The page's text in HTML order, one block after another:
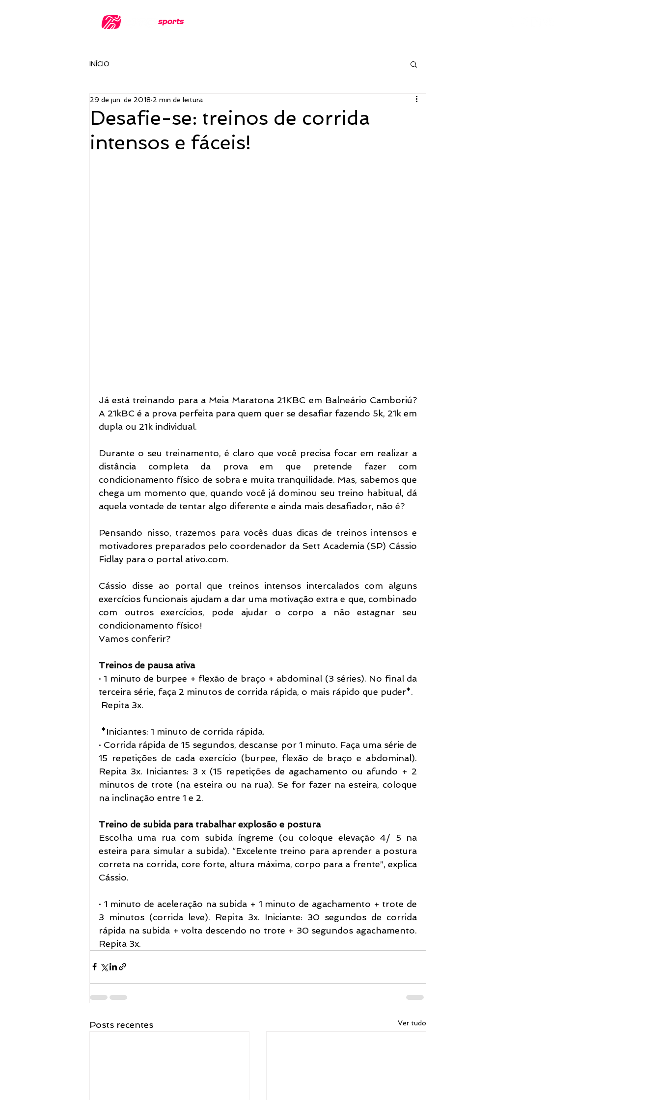
INÍCIO
Desafie-se: treinos de corrida
intensos e fáceis!
29 de jun. de 2018 2 min de leitura
Já está treinando para a Meia Maratona 21KBC em Balneário Camboriú?
A 21kBC é a prova perfeita para quem quer se desafiar fazendo 5k, 21k em
dupla ou 21k individual.
Durante o seu treinamento, é claro que você precisa focar em realizar a
distância completa da prova em que pretende fazer com
condicionamento físico de sobra e muita tranquilidade. Mas, sabemos que
chega um momento que, quando você já dominou seu treino habitual, dá
aquela vontade de tentar algo diferente e ainda mais desafiador, não é?
Pensando nisso, trazemos para vocês duas dicas de treinos intensos e
motivadores preparados pelo coordenador da Sett Academia (SP) Cássio
Fidlay para o portal ativo.com.
Cássio disse ao portal que treinos intensos intercalados com alguns
exercícios funcionais ajudam a dar uma motivação extra e que, combinado
com outros exercícios, pode ajudar o corpo a não estagnar seu
condicionamento físico!
Vamos conferir?
Treinos de pausa ativa
· 1 minuto de burpee + flexão de braço + abdominal (3 séries). No final da
terceira série, faça 2 minutos de corrida rápida, o mais rápido que puder*.
Repita 3x.
*Iniciantes: 1 minuto de corrida rápida.
· Corrida rápida de 15 segundos, descanse por 1 minuto. Faça uma série de
15 repetições de cada exercício (burpee, flexão de braço e abdominal).
Repita 3x. Iniciantes: 3 x (15 repetições de agachamento ou afundo + 2
minutos de trote (na esteira ou na rua). Se for fazer na esteira, coloque
na inclinação entre 1 e 2.
Treino de subida para trabalhar explosão e postura
Escolha uma rua com subida íngreme (ou coloque elevação 4/ 5 na
esteira para simular a subida). “Excelente treino para aprender a postura
correta na corrida, core forte, altura máxima, corpo para a frente”, explica
Cássio.
· 1 minuto de aceleração na subida + 1 minuto de agachamento + trote de
3 minutos (corrida leve). Repita 3x. Iniciante: 30 segundos de corrida
rápida na subida + volta descendo no trote + 30 segundos agachamento.
Repita 3x.
Posts recentes Ver tudo